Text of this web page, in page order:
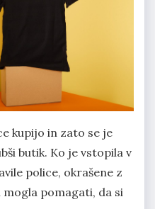
kupijo in zato se je
butik. Ko je vstopila v
police, okrašene z
pomagati, da si